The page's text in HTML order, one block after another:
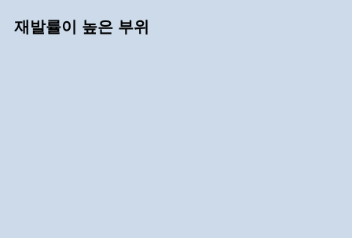
재발률이 높은 부위